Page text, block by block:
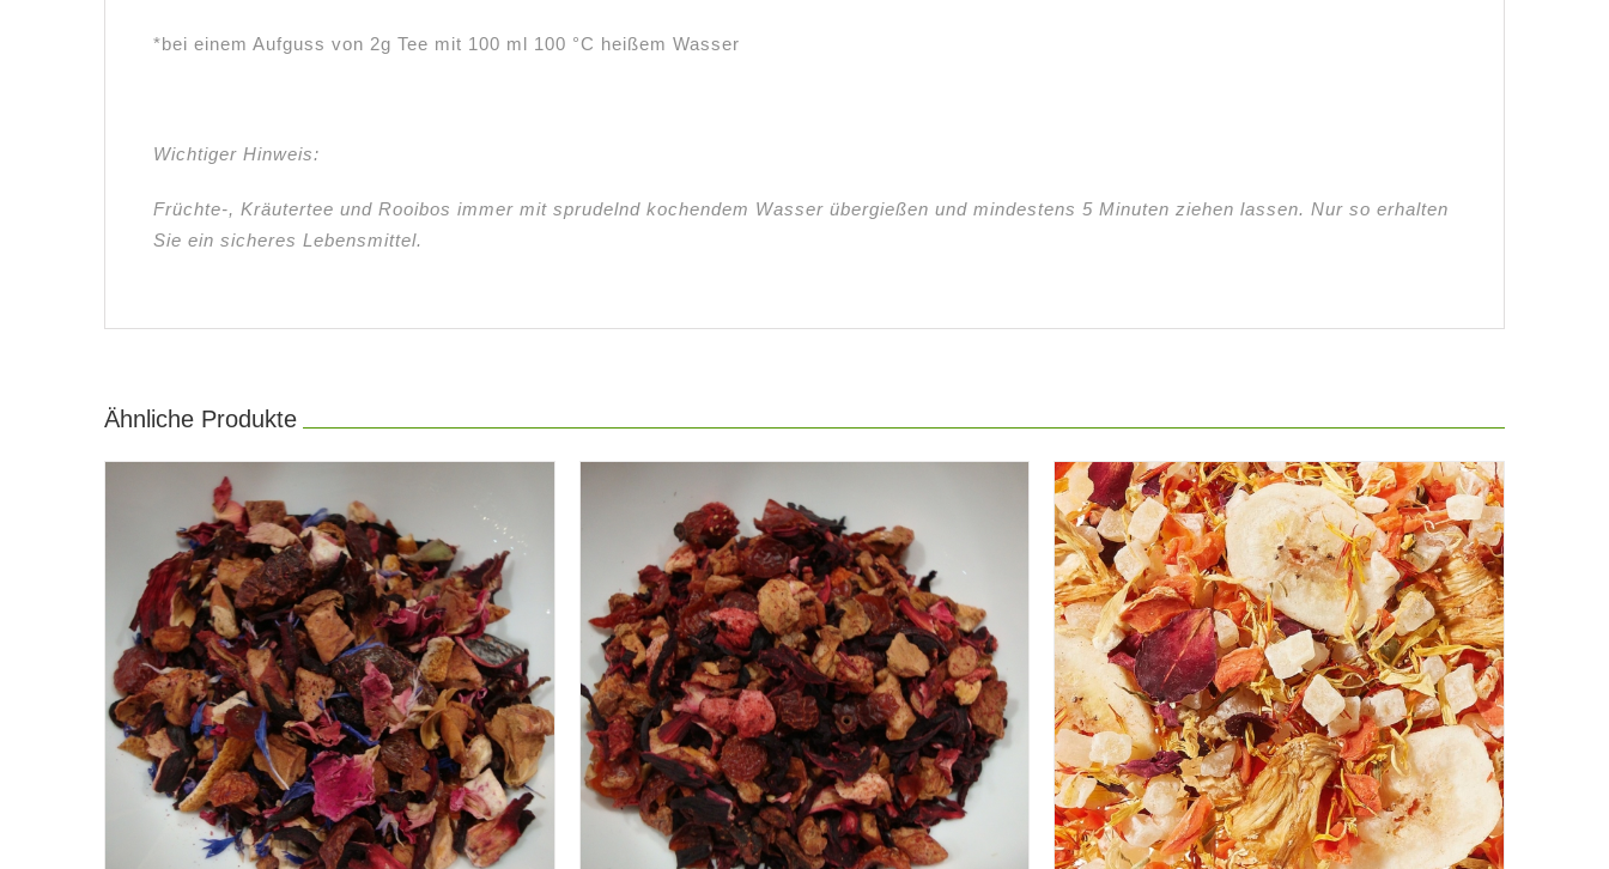
*bei einem Aufguss von 2g Tee mit 100 ml 100 °C heißem Wasser
Wichtiger Hinweis:
Früchte-, Kräutertee und Rooibos immer mit sprudelnd kochendem Wasser übergießen und mindestens 5 Minuten ziehen lassen. Nur so erhalten
Sie ein sicheres Lebensmittel.
Ähnliche Produkte